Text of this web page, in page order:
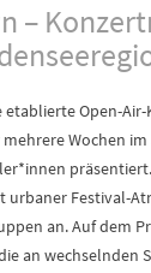
–
etablierte Open-
Wochen
urbaner Festival-
an. Auf dem
an wechselnden